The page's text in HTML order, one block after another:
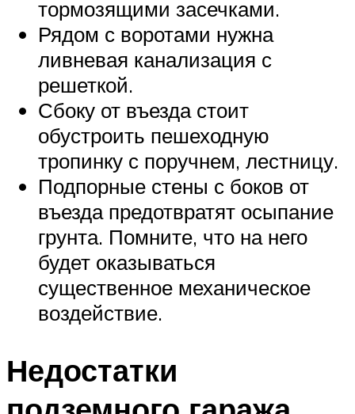
тормозящими засечками.
Рядом с воротами нужна
ливневая канализация с
решеткой.
Сбоку от въезда стоит
обустроить пешеходную
тропинку с поручнем, лестницу.
Подпорные стены с боков от
въезда предотвратят осыпание
грунта. Помните, что на него
будет оказываться
существенное механическое
воздействие.
Недостатки